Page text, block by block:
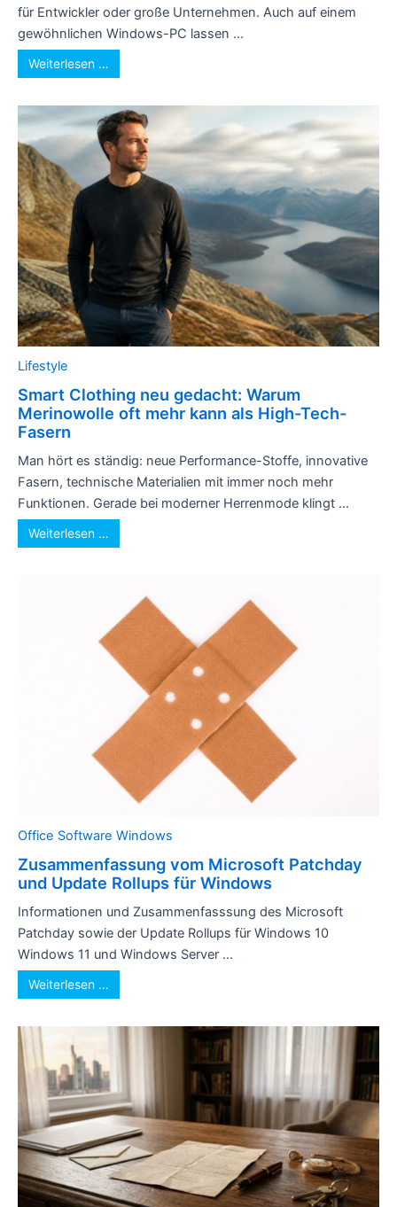
für Entwickler oder große Unternehmen. Auch auf einem
gewöhnlichen Windows-PC lassen ...
Weiterlesen …
Lifestyle
Smart Clothing neu gedacht: Warum
Merinowolle oft mehr kann als High-Tech-
Fasern
Man hört es ständig: neue Performance-Stoffe, innovative
Fasern, technische Materialien mit immer noch mehr
Funktionen. Gerade bei moderner Herrenmode klingt ...
Weiterlesen …
Office Software Windows
Zusammenfassung vom Microsoft Patchday
und Update Rollups für Windows
Informationen und Zusammenfasssung des Microsoft
Patchday sowie der Update Rollups für Windows 10
Windows 11 und Windows Server ...
Weiterlesen …